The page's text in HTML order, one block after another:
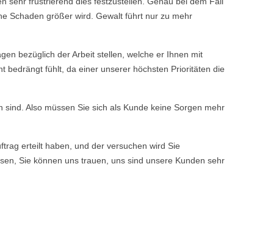
Schaden größer wird. Gewalt führt nur zu mehr
bezüglich der Arbeit stellen, welche er Ihnen mit
bedrängt fühlt, da einer unserer höchsten Prioritäten die
Also müssen Sie sich als Kunde keine Sorgen mehr
erteilt haben, und der versuchen wird Sie
Sie können uns trauen, uns sind unsere Kunden sehr